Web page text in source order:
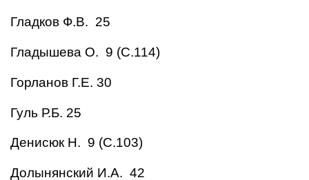
Гладков Ф.В. 25
Гладышева О. 9 (С.114)
Горланов Г.Е. 30
Гуль Р.Б. 25
Денисюк Н. 9 (С.103)
Долынянский И.А. 42